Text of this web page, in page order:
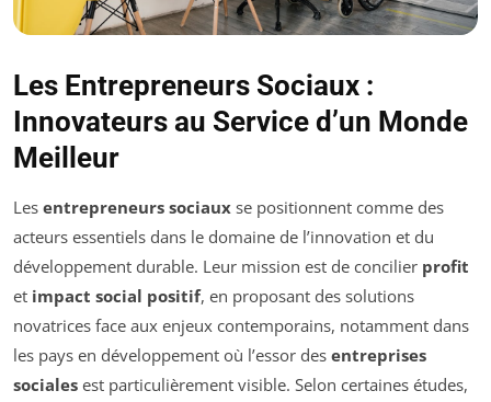
Les Entrepreneurs Sociaux :
Innovateurs au Service d’un Monde
Meilleur
Les entrepreneurs sociaux se positionnent comme des
acteurs essentiels dans le domaine de l’innovation et du
développement durable. Leur mission est de concilier profit
et impact social positif, en proposant des solutions
novatrices face aux enjeux contemporains, notamment dans
les pays en développement où l’essor des entreprises
sociales est particulièrement visible. Selon certaines études,